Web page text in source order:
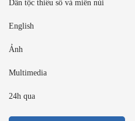
Dân tộc thiểu số và miền núi
English
Ảnh
Multimedia
24h qua